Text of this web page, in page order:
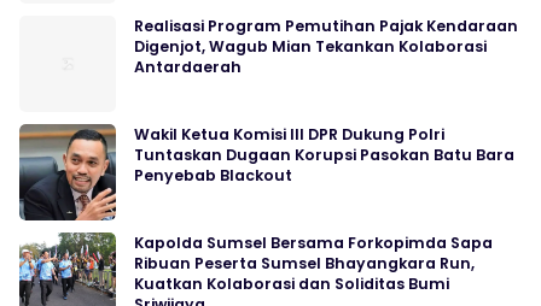
Realisasi Program Pemutihan Pajak Kendaraan
Digenjot, Wagub Mian Tekankan Kolaborasi
Antardaerah
Wakil Ketua Komisi III DPR Dukung Polri
Tuntaskan Dugaan Korupsi Pasokan Batu Bara
Penyebab Blackout
Kapolda Sumsel Bersama Forkopimda Sapa
Ribuan Peserta Sumsel Bhayangkara Run,
Kuatkan Kolaborasi dan Soliditas Bumi